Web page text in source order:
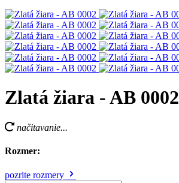
Zlatá žiara - AB 0002
načitavanie...
Rozmer:
pozrite rozmery